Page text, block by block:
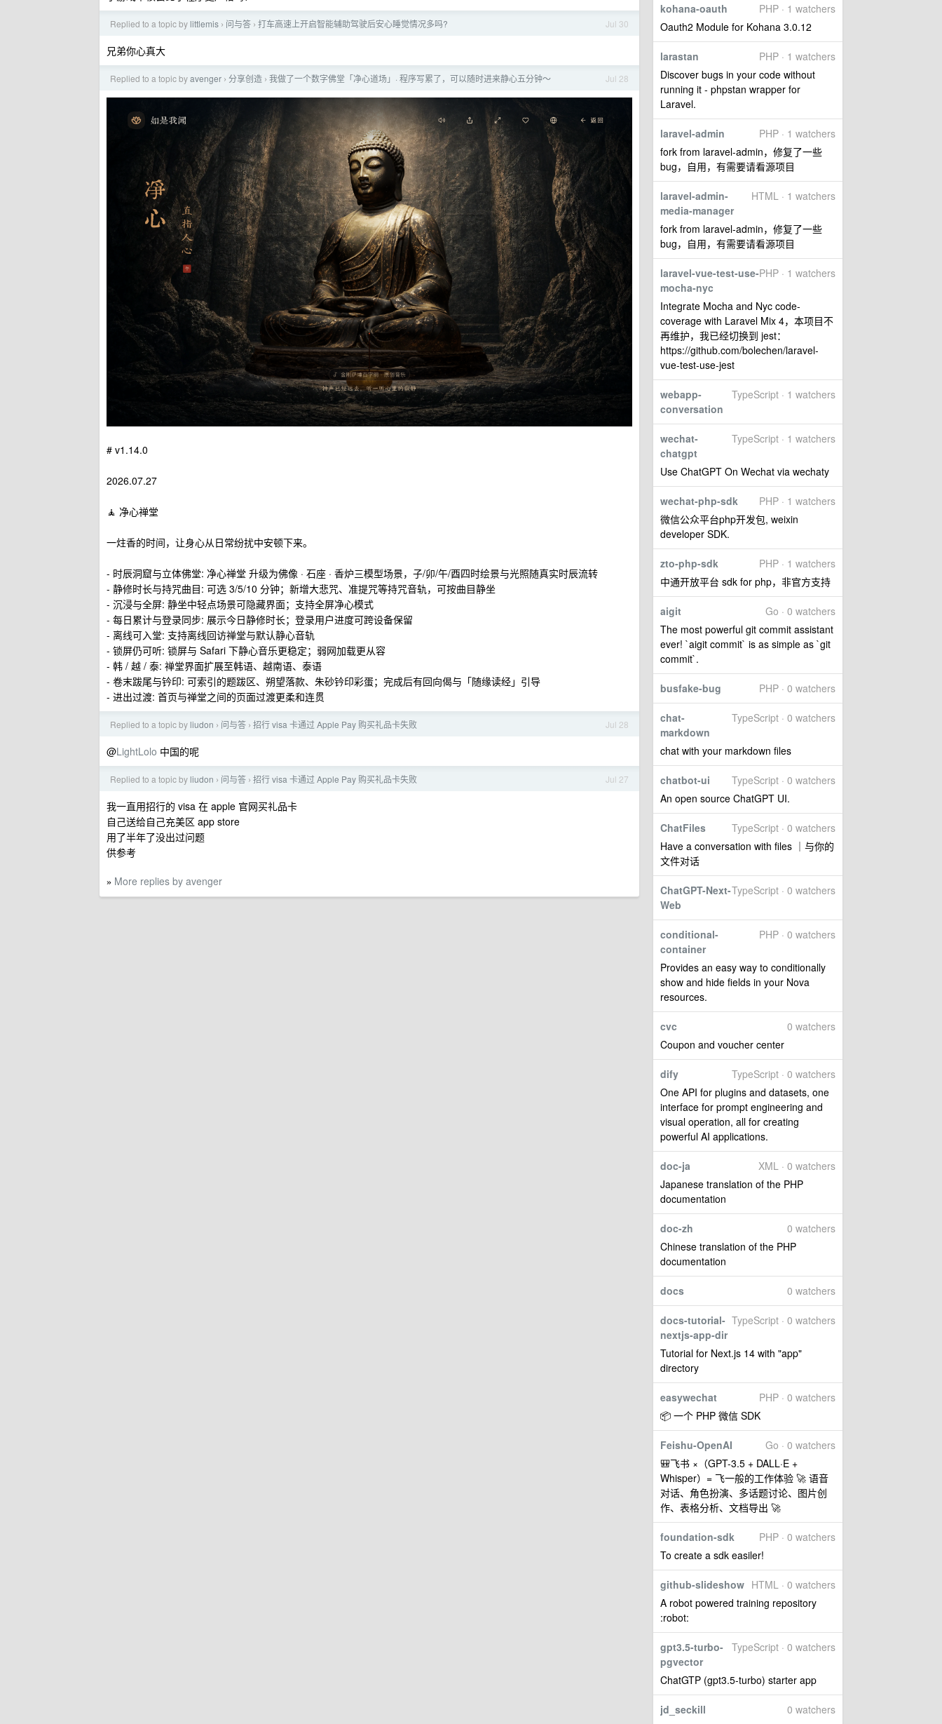
PHP · 1 watchers
kohana-oauth
Oauth2 Module for Kohana 3.0.12
PHP · 1 watchers
larastan
Discover bugs in your code without
running it - phpstan wrapper for
Laravel.
PHP · 1 watchers
laravel-admin
fork from laravel-admin，修复了一些
bug，自用，有需要请看源项目
HTML · 1 watchers
laravel-admin-
media-manager
fork from laravel-admin，修复了一些
bug，自用，有需要请看源项目
PHP · 1 watchers
laravel-vue-test-use-
mocha-nyc
Integrate Mocha and Nyc code-
coverage with Laravel Mix 4，本项目不
再维护，我已经切换到 jest：
https://github.com/bolechen/laravel-
vue-test-use-jest
TypeScript · 1 watchers
webapp-
conversation
TypeScript · 1 watchers
wechat-
chatgpt
Use ChatGPT On Wechat via wechaty
PHP · 1 watchers
wechat-php-sdk
微信公众平台php开发包, weixin
developer SDK.
PHP · 1 watchers
zto-php-sdk
中通开放平台 sdk for php，非官方支持
Go · 0 watchers
aigit
The most powerful git commit assistant
ever! `aigit commit` is as simple as `git
commit`.
PHP · 0 watchers
busfake-bug
TypeScript · 0 watchers
chat-
markdown
chat with your markdown files
TypeScript · 0 watchers
chatbot-ui
An open source ChatGPT UI.
TypeScript · 0 watchers
ChatFiles
Have a conversation with files ｜与你的
文件对话
TypeScript · 0 watchers
ChatGPT-Next-
Web
PHP · 0 watchers
conditional-
container
Provides an easy way to conditionally
show and hide fields in your Nova
resources.
0 watchers
cvc
Coupon and voucher center
TypeScript · 0 watchers
dify
One API for plugins and datasets, one
interface for prompt engineering and
visual operation, all for creating
powerful AI applications.
XML · 0 watchers
doc-ja
Japanese translation of the PHP
documentation
0 watchers
doc-zh
Chinese translation of the PHP
documentation
0 watchers
docs
TypeScript · 0 watchers
docs-tutorial-
nextjs-app-dir
Tutorial for Next.js 14 with "app"
directory
PHP · 0 watchers
easywechat
📦 一个 PHP 微信 SDK
Go · 0 watchers
Feishu-OpenAI
🎒飞书 ×（GPT-3.5 + DALL·E +
Whisper）= 飞一般的工作体验 🚀 语音
对话、角色扮演、多话题讨论、图片创
作、表格分析、文档导出 🚀
PHP · 0 watchers
foundation-sdk
To create a sdk easiler!
HTML · 0 watchers
github-slideshow
A robot powered training repository
:robot:
TypeScript · 0 watchers
gpt3.5-turbo-
pgvector
ChatGTP (gpt3.5-turbo) starter app
0 watchers
jd_seckill
Jul 30
Replied to a topic by littlemis › 问与答 › 打车高速上开启智能辅助驾驶后安心睡觉情况多吗?
兄弟你心真大
Jul 28
Replied to a topic byavenger › 分享创造 › 我做了一个数字佛堂「净心道场」· 程序写累了，可以随时进来静心五分钟～
# v1.14.0
2026.07.27
🧘 净心禅堂
一炷香的时间，让身心从日常纷扰中安顿下来。
- 时辰洞窟与立体佛堂: 净心禅堂 升级为佛像 · 石座 · 香炉三模型场景，子/卯/午/酉四时绘景与光照随真实时辰流转
- 静修时长与持咒曲目: 可选 3/5/10 分钟；新增大悲咒、准提咒等持咒音轨，可按曲目静坐
- 沉浸与全屏: 静坐中轻点场景可隐藏界面；支持全屏净心模式
- 每日累计与登录同步: 展示今日静修时长；登录用户进度可跨设备保留
- 离线可入堂: 支持离线回访禅堂与默认静心音轨
- 锁屏仍可听: 锁屏与 Safari 下静心音乐更稳定；弱网加载更从容
- 韩 / 越 / 泰: 禅堂界面扩展至韩语、越南语、泰语
- 卷末跋尾与钤印: 可索引的题跋区、朔望落款、朱砂钤印彩蛋；完成后有回向偈与「随缘读经」引导
- 进出过渡: 首页与禅堂之间的页面过渡更柔和连贯
Jul 28
Replied to a topic by liudon › 问与答 › 招行 visa 卡通过 Apple Pay 购买礼品卡失败
@LightLolo 中国的呢
Jul 27
Replied to a topic by liudon › 问与答 › 招行 visa 卡通过 Apple Pay 购买礼品卡失败
我一直用招行的 visa 在 apple 官网买礼品卡
自己送给自己充美区 app store
用了半年了没出过问题
供参考
» More replies by avenger